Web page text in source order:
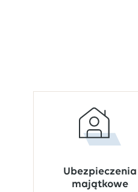
Ubezpieczenia
majątkowe